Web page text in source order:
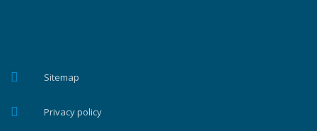
Sitemap
Privacy policy